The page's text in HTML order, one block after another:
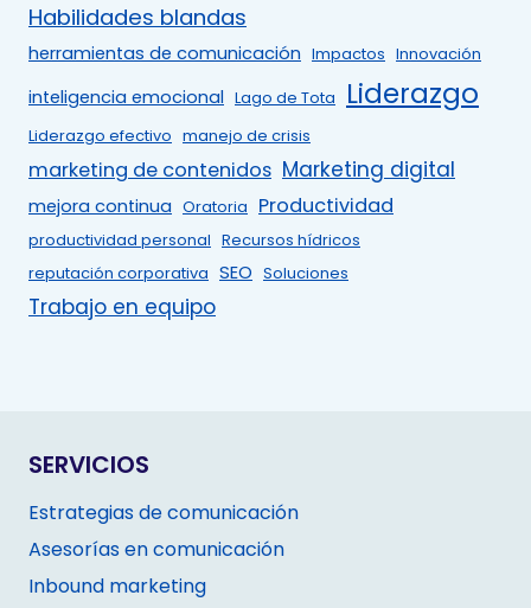
Habilidades blandas
herramientas de comunicación Impactos Innovación
inteligencia emocional Lago de Tota Liderazgo
Liderazgo efectivo manejo de crisis
marketing de contenidos Marketing digital
mejora continua Oratoria Productividad
productividad personal Recursos hídricos
reputación corporativa SEO Soluciones
Trabajo en equipo
SERVICIOS
Estrategias de comunicación
Asesorías en comunicación
Inbound marketing